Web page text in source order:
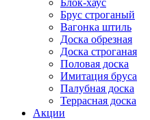
Блок-хаус
Брус строганый
Вагонка штиль
Доска обрезная
Доска строганая
Половая доска
Имитация бруса
Палубная доска
Террасная доска
Акции